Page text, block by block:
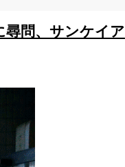
尋問、サンケイア